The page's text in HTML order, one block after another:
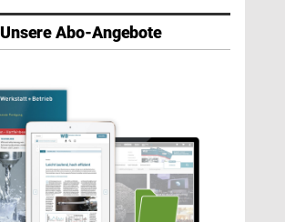
Unsere Abo-Angebote